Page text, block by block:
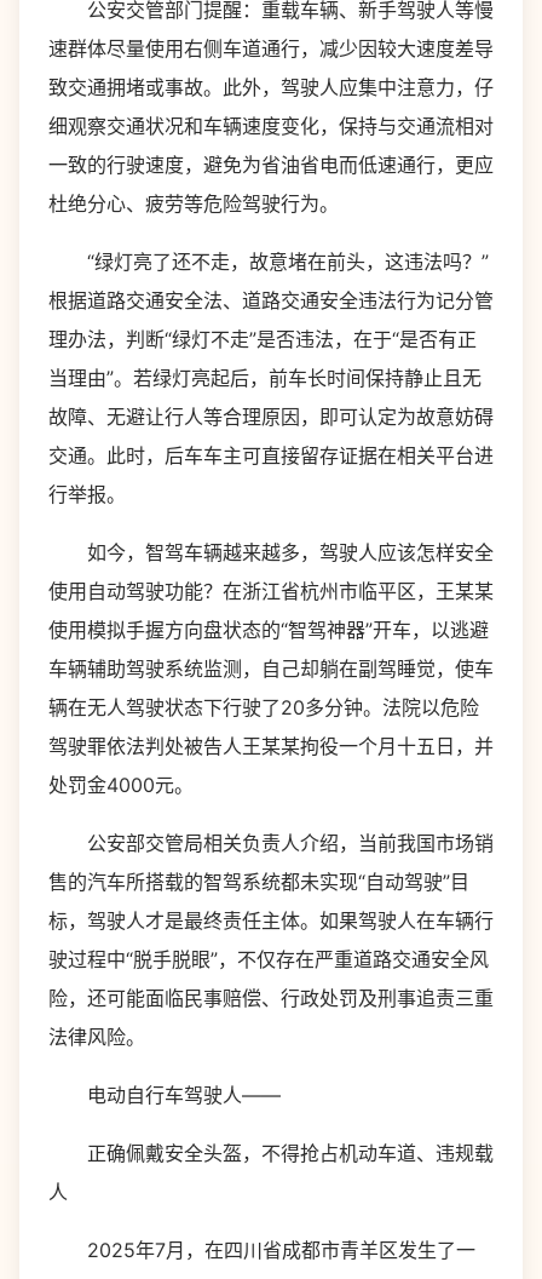
公安交管部门提醒：重载车辆、新手驾驶人等慢
速群体尽量使用右侧车道通行，减少因较大速度差导
致交通拥堵或事故。此外，驾驶人应集中注意力，仔
细观察交通状况和车辆速度变化，保持与交通流相对
一致的行驶速度，避免为省油省电而低速通行，更应
杜绝分心、疲劳等危险驾驶行为。
“绿灯亮了还不走，故意堵在前头，这违法吗？”
根据道路交通安全法、道路交通安全违法行为记分管
理办法，判断“绿灯不走”是否违法，在于“是否有正
当理由”。若绿灯亮起后，前车长时间保持静止且无
故障、无避让行人等合理原因，即可认定为故意妨碍
交通。此时，后车车主可直接留存证据在相关平台进
行举报。
如今，智驾车辆越来越多，驾驶人应该怎样安全
使用自动驾驶功能？在浙江省杭州市临平区，王某某
使用模拟手握方向盘状态的“智驾神器”开车，以逃避
车辆辅助驾驶系统监测，自己却躺在副驾睡觉，使车
辆在无人驾驶状态下行驶了20多分钟。法院以危险
驾驶罪依法判处被告人王某某拘役一个月十五日，并
处罚金4000元。
公安部交管局相关负责人介绍，当前我国市场销
售的汽车所搭载的智驾系统都未实现“自动驾驶”目
标，驾驶人才是最终责任主体。如果驾驶人在车辆行
驶过程中“脱手脱眼”，不仅存在严重道路交通安全风
险，还可能面临民事赔偿、行政处罚及刑事追责三重
法律风险。
电动自行车驾驶人——
正确佩戴安全头盔，不得抢占机动车道、违规载
人
2025年7月，在四川省成都市青羊区发生了一